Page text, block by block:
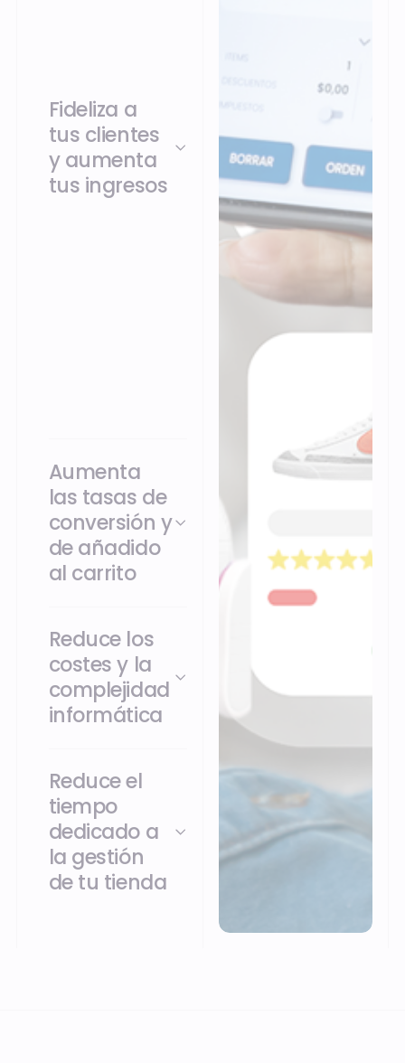
Fideliza a
tus clientes
y aumenta
tus ingresos
Aumenta
las tasas de
conversión y
de añadido
al carrito
Reduce los
costes y la
complejidad
informática
Reduce el
tiempo
dedicado a
la gestión
de tu tienda